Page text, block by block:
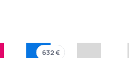
632 €